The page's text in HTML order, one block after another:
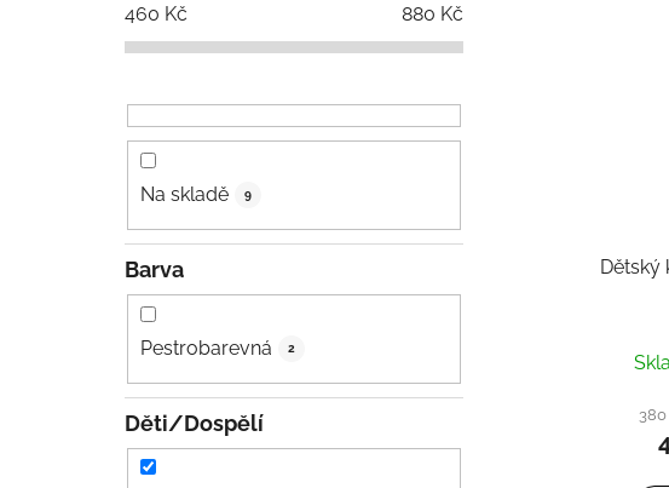
460 Kč 880 Kč
Na skladě 9
Barva
Pestrobarevná 2
Děti/Dospělí
Dětský
380